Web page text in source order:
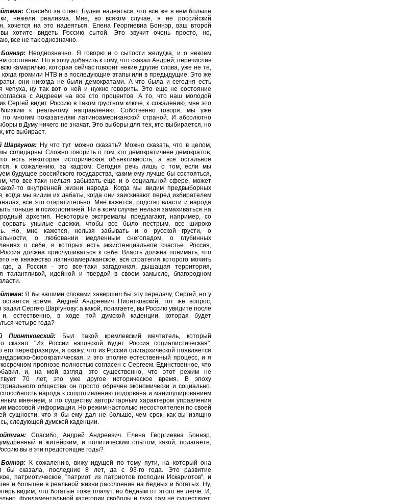
Спасибо за ответ. Будем надеяться, что все же в нем больше
нежели реализма. Мне, во всяком случае, я не российский
хочется на это надеяться. Елена Георгиевна Боннэр, ваш второй
хотите видеть Россию сытой. Это звучит очень просто, но,
все не так однозначно.
Неоднозначно. Я говорю и о сытости желудка, и о некоем
состоянии. Но я хочу добавить к тому, что сказал Андрей, перечислив
камарилью, которая сейчас говорит некие другие слова, уже не те,
когда громили НТВ и в последующие этапы или в предыдущие. Это же
они никогда не были демократами. А что была и сегодня есть
чепуха, ну так вот о ней и нужно говорить. Это еще не состояние
с Андреем на все сто процентов. А то, что наш молодой
Сергей видит Россию в таком грустном ключе, к сожалению, мне это
к реальному направлению. Собственно говоря, мы уже
по многим показателям латиноамериканской страной. И абсолютно
в Думу ничего не значат. Это выборы для тех, кто выбирается, но
кто выбирает.
Шаргунов: Ну что тут можно сказать? Можно сказать, что в целом,
солидарны. Сложно говорить о том, кто демократичнее демократов,
есть некоторая историческая объективность, а все остальное
к сожалению, за кадром. Сегодня речь лишь о том, если мы
будущее российского государства, каким ему лучше бы состояться,
что все-таки нельзя забывать еще и о социальной сфере, может
то внутренней жизни народа. Когда мы видим предвыборных
когда мы видим их дебаты, когда они заискивают перед избирателем
все это отвратительно. Мне кажется, родство власти и народа
тоньше и психологичней. Ни в коем случае нельзя замахиваться на
архетип. Некоторые экстремалы предлагают, например, со
сорвать унылые одежки, чтобы все было пестрым, все широко
Но, мне кажется, нельзя забывать и о русской грусти, о
о любовании медленным снегопадом, о глубинных
о себе, в которых есть экзистенциальное счастье. Россия,
должна прислушиваться к себе. Власть должна понимать, что
не княжество латиноамериканское, вся стратегия которого мочить
где, а Россия - это все-таки загадочная, дышащая территория,
талантливой, идейной и твердой в своем замысле, благородном
Я бы вашими словами завершил бы эту передачу, Сергей, но у
время. Андрей Андреевич Пионтковский, тот же вопрос,
задал Сергею Шаргунову: а какой, полагаете, вы Россию увидите после
и, естественно, в ходе той думской каденции, которая будет
четыре года?
Пионтковский: Был такой кремлевский мечтатель, который
сказал: "Из России нэповской будет Россия социалистическая".
его перефразируя, я скажу, что из России олигархической появляется
бюрократическая, и это вполне естественный процесс, и я
прогнозе полностью согласен с Сергеем. Единственное, что
и, на мой взгляд, это существенно, что этот режим не
70 лет, это уже другое историческое время. В эпоху
общества он просто обречен экономически и социально.
народа к сопротивлению подорвана и манипулированием
мнением, и по существу авторитарным характером управления
массовой информации. Но режим настолько несостоятелен по своей
сущности, что я бы ему дал не больше, чем срок, как вы изящно
следующей думской каденции.
Спасибо, Андрей Андреевич. Елена Георгиевна Боннэр,
и житейским, и политическим опытом, какой, полагаете,
вы в эти предстоящие годы?
К сожалению, вижу идущей по тому пути, на который она
бы сказала, последние 8 лет, да с 93-го года. Это развитие
патриотическое, "патриот из патриотов господин Искариотов", и
и большее в реальной жизни расслоение на бедных и богатых. Ну,
видим, что богатые тоже плачут, но бедным от этого не легче. И,
фундаментальной категории свободы и духа там не существует.